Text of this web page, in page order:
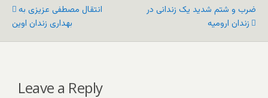
انتقال مصطفی عزیزی به
بهداری زندان اوین
ضرب و شتم شدید یک زندانی در
زندان ارومیه
Leave a Reply